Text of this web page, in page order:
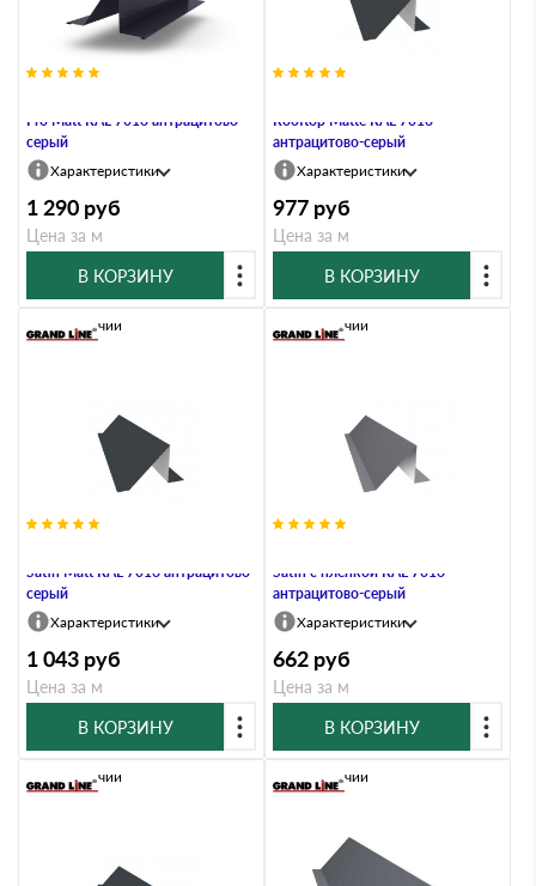
Pro Matt RAL 7016 антрацитово-
серый
Характеристики
1 290 руб
Цена за м
В КОРЗИНУ
Rooftop Matte RAL 7016
антрацитово-серый
Характеристики
977 руб
Цена за м
В КОРЗИНУ
Satin Мatt RAL 7016 антрацитово-
серый
В наличии
Характеристики
1 043 руб
Цена за м
В КОРЗИНУ
Satin с пленкой RAL 7016
антрацитово-серый
В наличии
Характеристики
662 руб
Цена за м
В КОРЗИНУ
В наличии В наличии